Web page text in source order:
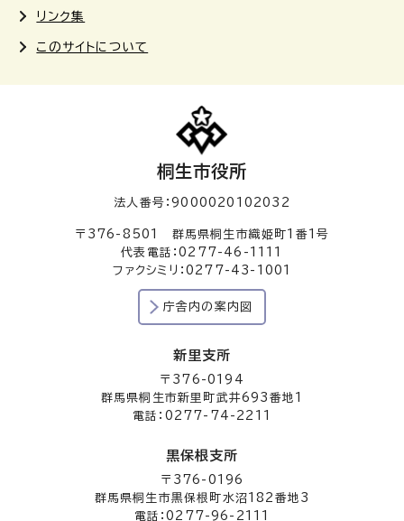
リンク集
このサイトについて
桐生市役所
法人番号：9000020102032
〒376-8501 群馬県桐生市織姫町1番1号
代表電話：0277-46-1111
ファクシミリ：0277-43-1001
庁舎内の案内図
新里支所
〒376-0194
群馬県桐生市新里町武井693番地1
電話：0277-74-2211
黒保根支所
〒376-0196
群馬県桐生市黒保根町水沼182番地3
電話：0277-96-2111